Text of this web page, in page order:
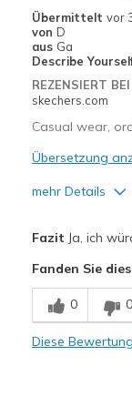
Geeignete
Casual Wear
Travel
Width
Sizing
Übermittelt vor
von D
aus Ga
Describe
REZENSIERT BEI
skechers.com
Casual wear,
Übersetzung
mehr Details
Comfortable
Stylish
Fazit Ja, ich
Fanden Sie
0 0
Diese